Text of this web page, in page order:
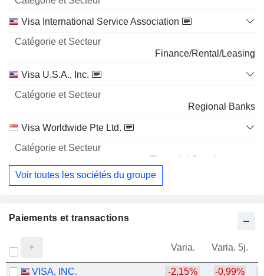
Visa International Service Association
Finance/Rental/Leasing
Visa U.S.A., Inc.
Regional Banks
Visa Worldwide Pte Ltd.
Financial Conglomerates
Voir toutes les sociétés du groupe
Paiements et transactions
Varia. Varia. 5j.
VISA, INC. -2,15% -0,99%